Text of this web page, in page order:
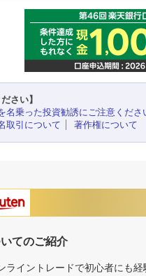
さい】
名乗った投資勧誘にご注意くださ
取引について
著作権について
てのご紹介
ライントレードで初心者にも